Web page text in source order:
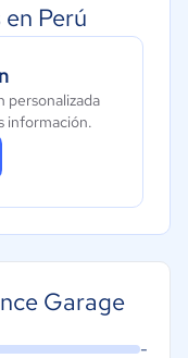
Perú
personalizada
información.
Garage
-